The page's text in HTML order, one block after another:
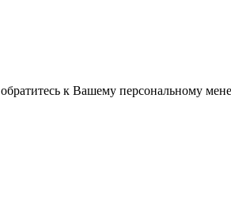
к Вашему персональному